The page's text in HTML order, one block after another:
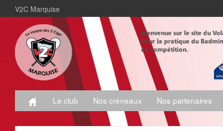
V2C Marquise
Le club Nos créneaux Nos partenaires